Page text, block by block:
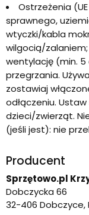
Ostrzeżenia
sprawnego,
wtyczki/kabla
wilgocią/zalaniem;
wentylację (min. 5
przegrzania.
zostawiaj
odłączeniu.
dzieci/zwierząt.
(jeśli jest): nie
Producent
Sprzętowo.pl
Dobczycka 66
32-406 Dobczyce,